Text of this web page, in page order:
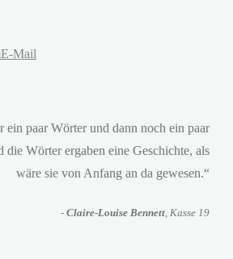
E-Mail
ein paar Wörter und dann noch ein paar
die Wörter ergaben eine Geschichte, als
wäre sie von Anfang an da gewesen.“
- Claire-Louise Bennett, Kasse 19